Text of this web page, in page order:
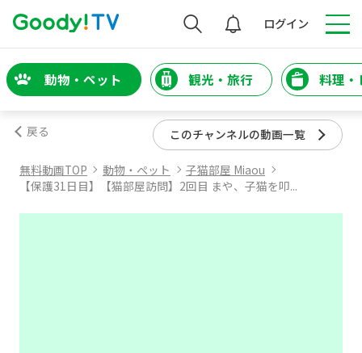
検索 ログイン
動物・ペット 観光・旅行 料理・
戻る このチャンネルの動画一覧
無料動画TOP 動物・ペット
子猫部屋 Miaou
【保護31日目】【猫部屋訪問】2回目 まや、子猫を叩...